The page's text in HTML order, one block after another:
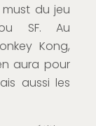
must du jeu
SF. Au
Kong,
aura pour
aussi les